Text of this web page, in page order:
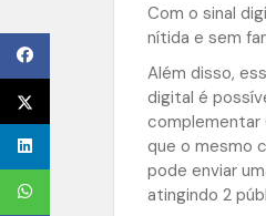
Com o sinal
nítida e sem
Além disso,
digital é
complementar
que o mesmo
pode enviar
atingindo 2